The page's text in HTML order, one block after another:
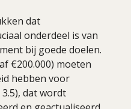
dat
onderdeel is van
bij goede doelen.
€200.000) moeten
hebben voor
dat wordt